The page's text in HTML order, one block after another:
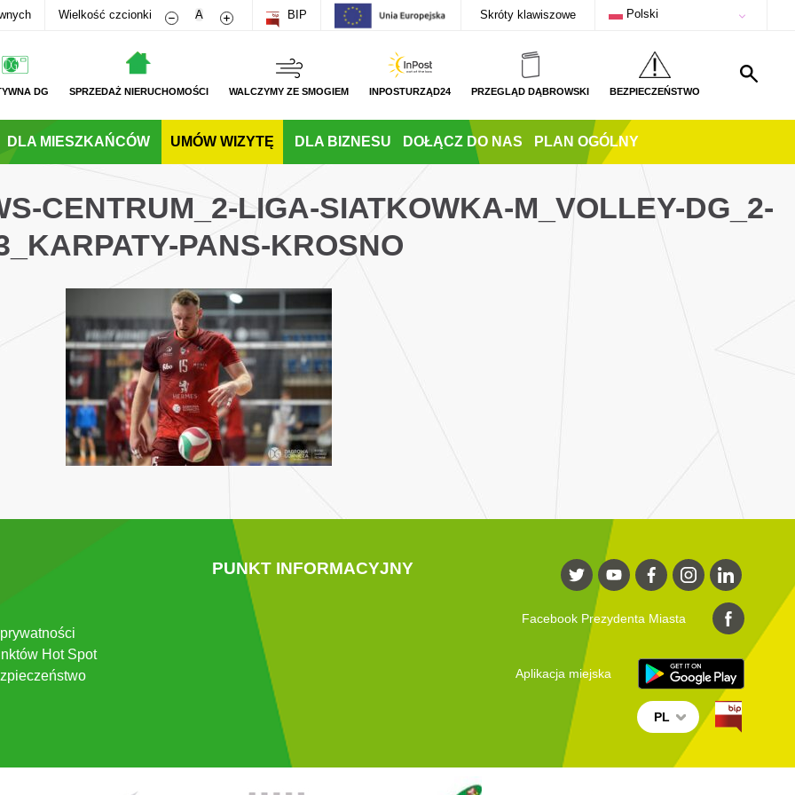
Wielkość czcionki Zmniejsz rozmiar czcionki
A Zwiększ rozmiar czcionki
BIP Skróty klawiszowe Polski
DG SPRZEDAŻ NIERUCHOMOŚCI WALCZYMY ZE SMOGIEM INPOSTURZĄD24 PRZEGLĄD DĄBROWSKI BEZPIECZEŃSTWO
DLA MIESZKAŃCÓW UMÓW WIZYTĘ DLA BIZNESU DOŁĄCZ DO NAS PLAN OGÓLNY
CENTRUM_2-LIGA-SIATKOWKA-M_VOLLEY-DG_2-
PANS-KROSNO
Hot Spot
PUNKT INFORMACYJNY
Facebook Prezydenta Miasta
Aplikacja miejska
PL